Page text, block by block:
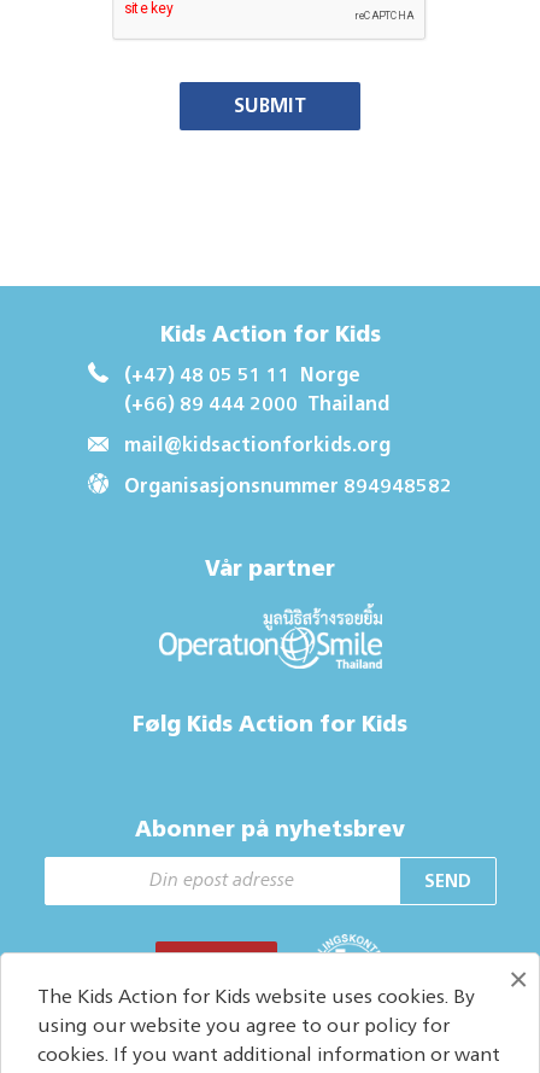
SUBMIT
Kids Action for Kids
(+47) 48 05 51 11
Norge
(+66) 89 444 2000 Thailand
mail@kidsactionforkids.org
Organisasjonsnummer 894948582
Vår partner
Følg Kids Action for Kids
Abonner på nyhetsbrev
SEND
×
The Kids Action for Kids website uses cookies. By
using our website you agree to our policy for
cookies. If you want additional information or want